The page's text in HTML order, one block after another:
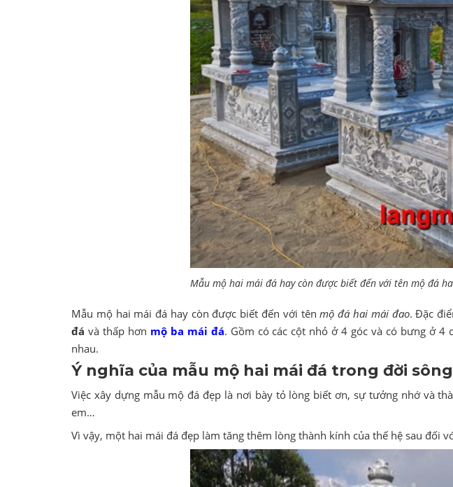
Mẫu mộ hai mái đá hay còn được biết đến với tên mộ đá
Mẫu mộ hai mái đá hay còn được biết đến với tênmộ đá hai mái đao. Đặc
đá và thấp hơn mộ ba mái đá. Gồm có các cột nhỏ ở 4 góc và có bưng ở
nhau.
Ý nghĩa của mẫu mộ hai mái đá trong đời
Việc xây dựng mẫu mộ đá đẹp là nơi bày tỏ lòng biết ơn, sự tưởng nhớ và
em…
Vì vậy, một hai mái đá đẹp làm tăng thêm lòng thành kính của thế hệ sau đối